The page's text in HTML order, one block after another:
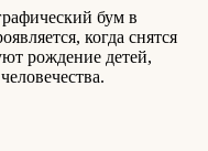
бум в
когда снятся
рождение детей,